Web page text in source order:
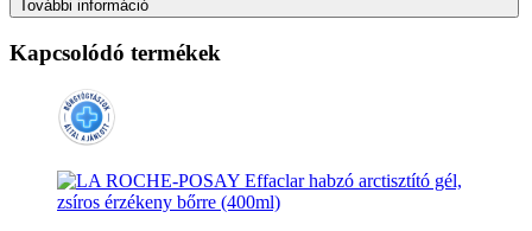
További információ
Kapcsolódó termékek